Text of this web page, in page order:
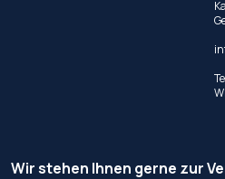
Wir stehen Ihnen gerne zur